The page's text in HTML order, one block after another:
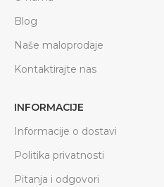
Blog
Naše maloprodaje
Kontaktirajte nas
INFORMACIJE
Informacije o dostavi
Politika privatnosti
Pitanja i odgovori